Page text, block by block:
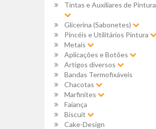
Tintas e Auxiliares de Pintura
Glicerina (Sabonetes)
Pincéis e Utilitários Pintura
Metais
Aplicações e Botões
Artigos diversos
Bandas Termofixáveis
Chacotas
Marfinites
Faiança
Biscuit
Cake-Design